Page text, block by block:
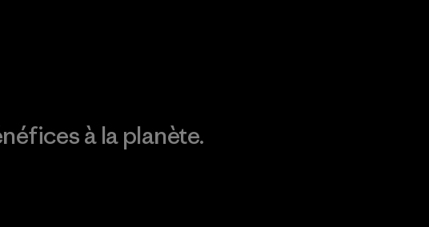
à la planète.